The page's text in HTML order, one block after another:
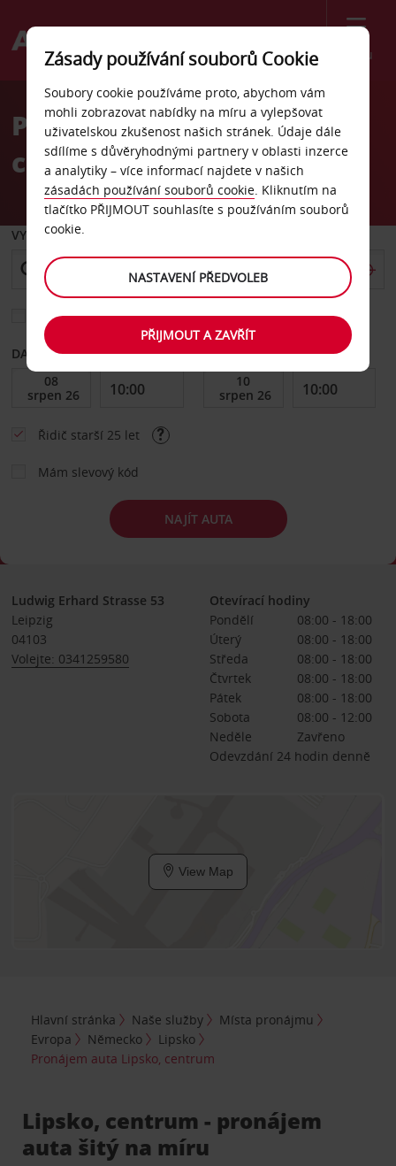
Menu
Welcome
AvisPronájem auta Lipsko,
centrum
VYZVEDNOUT Z
Vyberte si jiné místo vrácení
DATUM OD DATUM DO
Řidič starší 25 let
Mám slevový kód
NAJÍT AUTA
Ludwig Erhard Strasse 53
Leipzig
04103
Volejte: 0341259580
Otevírací hodiny
Pondělí
08:00 - 18:00
Úterý
08:00 - 18:00
Středa
08:00 - 18:00
Čtvrtek
08:00 - 18:00
Pátek
08:00 - 18:00
Sobota
08:00 - 12:00
Neděle
Zavřeno
Odevzdání 24 hodin denně
View Map
Hlavní stránka Naše služby
Místa pronájmu
Evropa
Německo
Lipsko
Pronájem auta Lipsko, centrum
Lipsko, centrum - pronájem
auta šitý na míru
Zásady používání souborů Cookie
Soubory cookie používáme proto, abychom vám
mohli zobrazovat nabídky na míru a vylepšovat
uživatelskou zkušenost našich stránek. Údaje dále
sdílíme s důvěryhodnými partnery v oblasti inzerce
a analytiky – více informací najdete v našich
zásadách používání souborů cookie. Kliknutím na
tlačítko PŘIJMOUT souhlasíte s používáním souborů
cookie.
NASTAVENÍ PŘEDVOLEB
PŘIJMOUT A ZAVŘÍT